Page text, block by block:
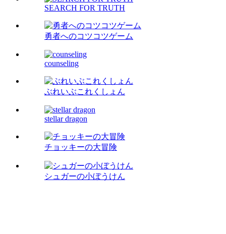
SEARCH FOR TRUTH
勇者へのコツコツゲーム
counseling
ぶれいぶこれくしょん
stellar dragon
チョッキーの大冒険
シュガーの小ぼうけん